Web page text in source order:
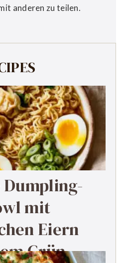
anderen zu teilen.
mit
Eiern
Grün